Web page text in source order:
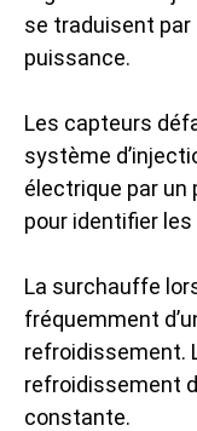
se traduisent par
puissance.
Les capteurs
système
électrique par un
pour identifier
La surchauffe
fréquemment
refroidissement.
refroidissement
constante.